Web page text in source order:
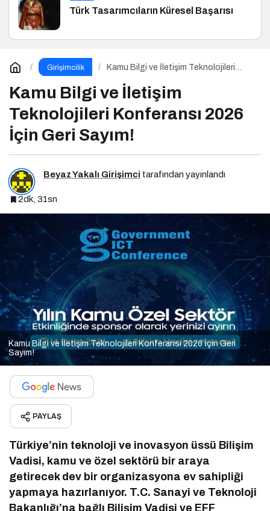
Türk Tasarımcıların Küresel Başarısı
Girişimcilik
Kamu Bilgi ve İletişim Teknolojileri
Kamu Bilgi ve İletişim
Teknolojileri Konferansı 2026
İçin Geri Sayım!
Beyaz Yakalı Girişimci tarafından yayınlandı
2dk, 31sn
Kamu Bilgi ve İletişim Teknolojileri Konferansı 2026 İçin Geri
Sayım!
PAYLAŞ
Türkiye’nin teknoloji ve inovasyon üssü Bilişim
Vadisi, kamu ve özel sektörü bir araya
getirecek dev bir organizasyona ev sahipliği
yapmaya hazırlanıyor. T.C. Sanayi ve Teknoloji
Bakanlığı’na bağlı Bilişim Vadisi ve EFF